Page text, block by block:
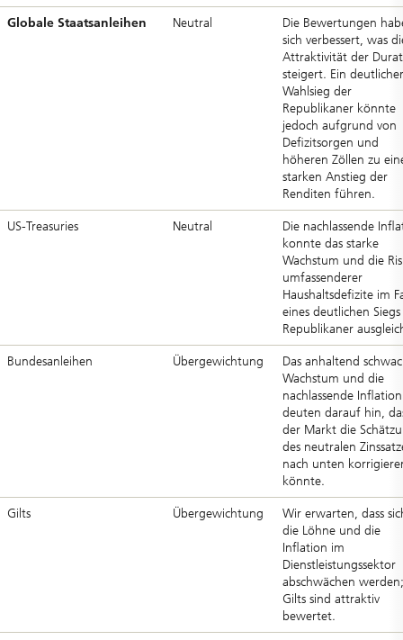
Globale Staatsanleihen Neutral
Die Bewertungen
sich verbessert, was
Attraktivität der
steigert. Ein deutlicher
Wahlsieg der
Republikaner könnte
jedoch aufgrund von
Defizitsorgen und
höheren Zöllen zu
starken Anstieg der
Renditen führen.
US-Treasuries Neutral
Die nachlassende
konnte das starke
Wachstum und die
umfassenderer
Haushaltsdefizite im
eines deutlichen
Republikaner
Bundesanleihen Übergewichtung
Das anhaltend
Wachstum und die
nachlassende Inflation
deuten darauf hin,
der Markt die
des neutralen
nach unten
könnte.
Gilts Übergewichtung
Wir erwarten, dass
die Löhne und die
Inflation im
Dienstleistungssektor
abschwächen werden;
Gilts sind attraktiv
bewertet.